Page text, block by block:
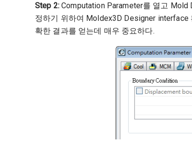
Step 2:Computation Parameter를 열고 Mold
정하기 위하여 Moldex3D Designer
확한 결과를 얻는데 매우 중요하다.